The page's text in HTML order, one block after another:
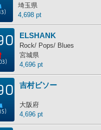
埼玉県
4,698 pt
ELSHANK
Rock/ Pops/ Blues
宮城県
4,696 pt
吉村ビソー
大阪府
4,696 pt